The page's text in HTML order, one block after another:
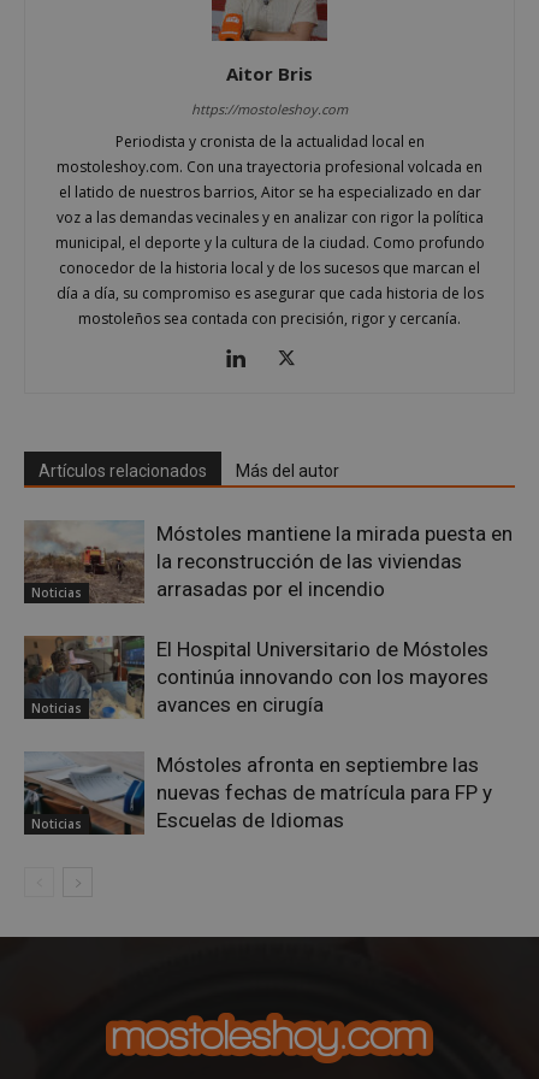
Aitor Bris
https://mostoleshoy.com
Periodista y cronista de la actualidad local en
mostoleshoy.com. Con una trayectoria profesional volcada en
el latido de nuestros barrios, Aitor se ha especializado en dar
voz a las demandas vecinales y en analizar con rigor la política
municipal, el deporte y la cultura de la ciudad. Como profundo
conocedor de la historia local y de los sucesos que marcan el
día a día, su compromiso es asegurar que cada historia de los
mostoleños sea contada con precisión, rigor y cercanía.
Artículos relacionados Más del autor
Noticias
Móstoles mantiene la mirada puesta en
la reconstrucción de las viviendas
arrasadas por el incendio
Noticias
El Hospital Universitario de Móstoles
continúa innovando con los mayores
avances en cirugía
Noticias
Móstoles afronta en septiembre las
nuevas fechas de matrícula para FP y
Escuelas de Idiomas
mostoleshoy.com
__cf_bm
Cloudflare Inc.
VISITOR_PRIVACY_METADATA
YouTube
.youtube.com